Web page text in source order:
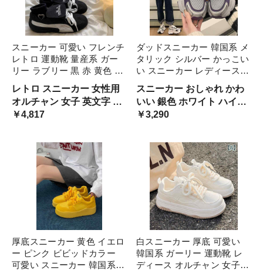
スニーカー 可愛い フレンチ
レトロ 運動靴 量産系 ガー
リー ラブリー 黒 赤 黄色 レ
ディース スエード風 マット
レザー メッシュ かわいい
キュート ぽってり ビッグタ
グ 幼い 高校生 大 姫系
レトロ スニーカー 女性用
オルチャン 女子 英文字 ロ
ゴ 流れる 曲線デザイン メ
ガール 映える ユニーク 存
在感 ローカット レースア
￥4,817
ダッドスニーカー 韓国系 メ
タリック シルバー かっこい
い スニーカー レディース
厚底 白 紫 ピンク カラフル
おしゃれ 運動靴 クッション
ソール 軽量 快適 メッシュ
春夏 スポーツ シ 通気性
スニーカー おしゃれ かわ
いい 銀色 ホワイト ハイテ
クスニーカー 女性用 人気
こなれ感 合わせやすい ダ
ークカラー ごつ可愛い
￥3,290
厚底スニーカー 黄色 イエロ
ー ピンク ビビッドカラー
可愛い スニーカー 韓国系
白スニーカー 厚底 可愛い
韓国系 ガーリー 運動靴 レ
ディース オルチャン 女子